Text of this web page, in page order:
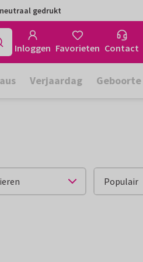
gedrukt
Inloggen Favorieten Contact
Verjaardag Geboorte